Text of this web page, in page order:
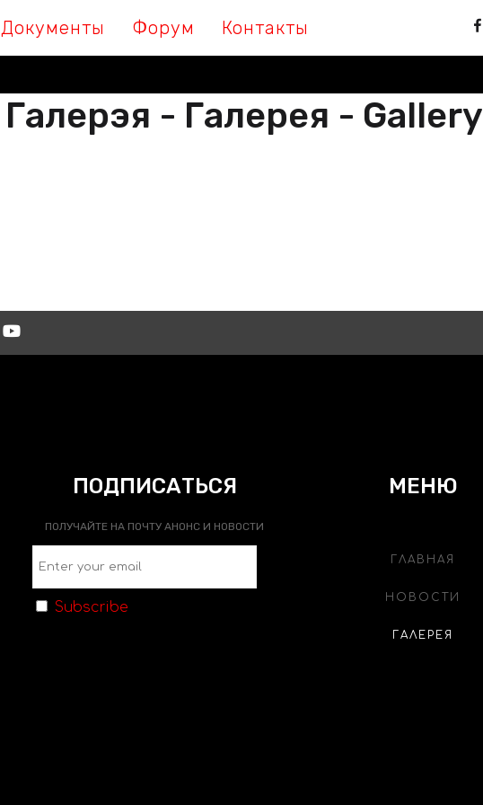
Документы Форум Контакты
Галерэя - Галерея - Gallery
ПОДПИСАТЬСЯ
ПОЛУЧАЙТЕ НА ПОЧТУ АНОНС И НОВОСТИ
Subscribe
МЕНЮ
ГЛАВНАЯ
НОВОСТИ
ГАЛЕРЕЯ